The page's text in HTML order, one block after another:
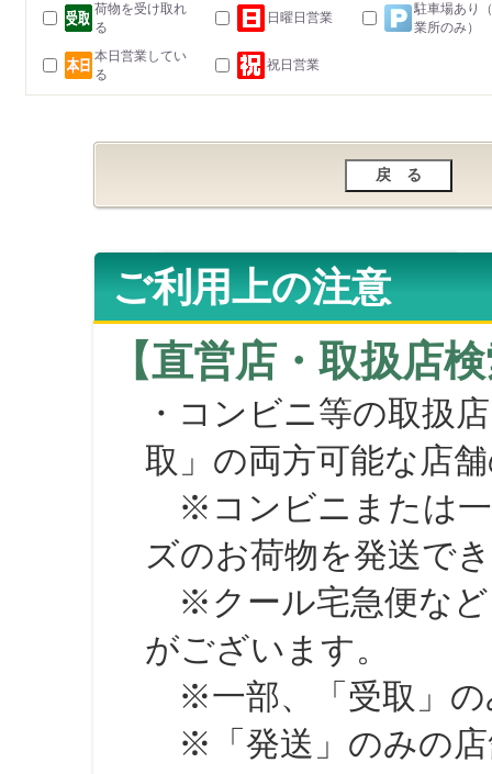
荷物を受け取れ
る
日曜日営業
駐車場あり
業所のみ）
本日営業してい
る
祝日営業
ご利用上の注意
【直営店・取扱店
・コンビニ等の取扱
取」の両方可能な店
※コンビニまたは一
ズのお荷物を発送で
※クール宅急便など
がございます。
※一部、「受取」の
※「発送」のみの店